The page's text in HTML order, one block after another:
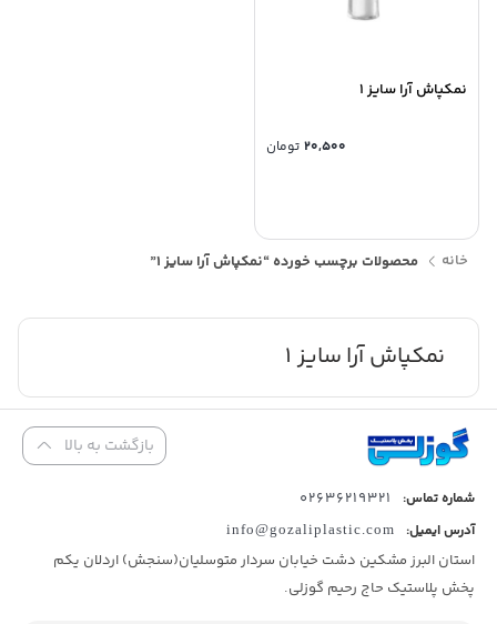
نمکپاش آرا سایز 1
تومان
خانه محصولات برچسب خورده “نمکپاش آرا سایز 1”
نمکپاش آرا سایز 1
بازگشت به بالا
شماره تماس: 02636219321
آدرس ایمیل: info@gozaliplastic.com
استان البرز مشکین دشت خیابان سردار متوسلیان(سنجش) اردلان یکم
پخش پلاستیک حاج رحیم گوزلی.